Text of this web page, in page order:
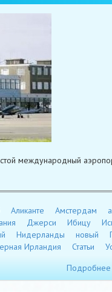
международный
Аликанте Амстердам
Джерси Ибицу
Нидерланды новый
Ирландия Статьи
Подробнее